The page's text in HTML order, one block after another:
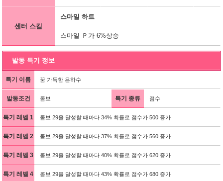
센터 스킬
스마일 하트
스마일 Ｐ가 6%상승
발동 특기 정보
특기 이름 꿈 가득한 은하수
발동조건 콤보 특기 종류 점수
특기 레벨 1 콤보 29을 달성할 때마다 34% 확률로 점수가 500 증가
특기 레벨 2 콤보 29을 달성할 때마다 37% 확률로 점수가 560 증가
특기 레벨 3 콤보 29을 달성할 때마다 40% 확률로 점수가 620 증가
특기 레벨 4 콤보 29을 달성할 때마다 43% 확률로 점수가 680 증가